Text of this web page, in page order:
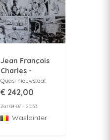
Jean François
Charles -
Originele
plaat "Het bal
Met
handtekening
Quasi nieuwstaat
€ 242,00
Zat 04-07 - 20:33
Waslainter